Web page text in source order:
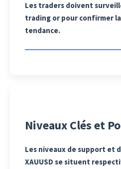
Les traders doivent
trading or pour confirmer
tendance.
Niveaux Clés et
Les niveaux de support et
XAUUSD se situent